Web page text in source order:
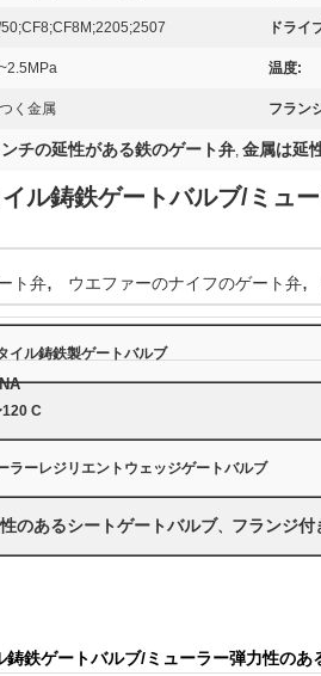
ドライ
温度:
く金属 フラン
チの延性がある鉄のゲート弁, 金属は延
ル鋳鉄ゲートバルブ/ミュ
イル鋳鉄製ゲートバルブ
C
ラーレジリエントウェッジゲートバルブ
のあるシートゲートバルブ、 フランジ付
鉄ゲートバルブ/ミューラー弾力性のあ
ト弁, ウエファーのナイフのゲート弁,